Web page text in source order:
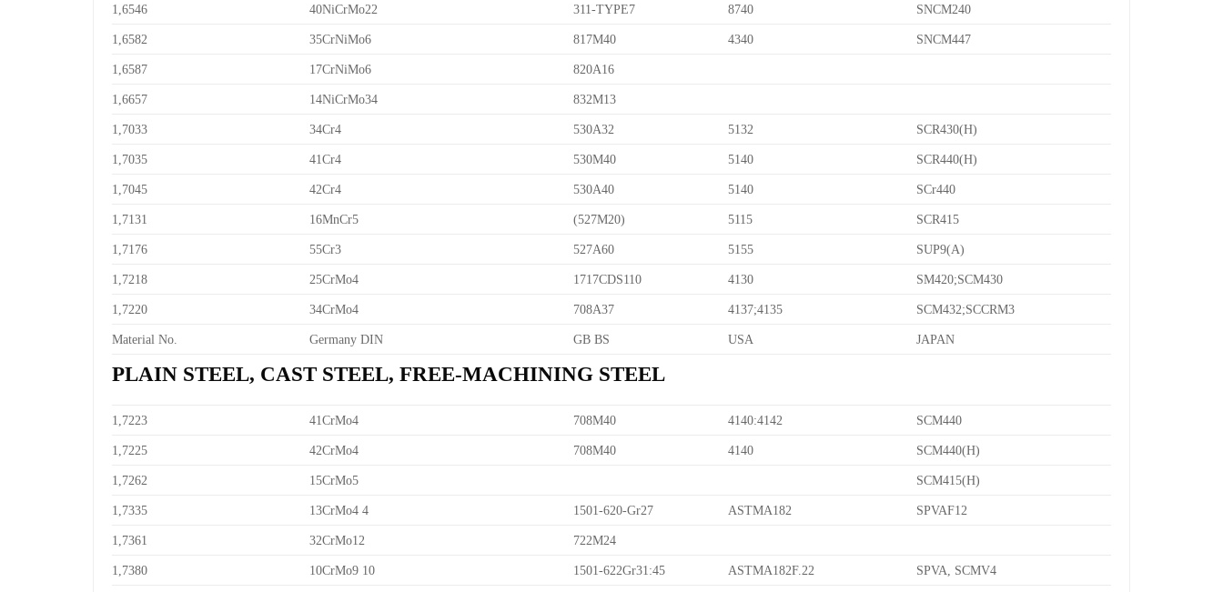
1,6546 40NiCrMo22 311-TYPE7 8740 SNCM240
1,6582 35CrNiMo6 817M40 4340 SNCM447
1,6587 17CrNiMo6 820A16
1,6657 14NiCrMo34 832M13
1,7033 34Cr4 530A32 5132 SCR430(H)
1,7035 41Cr4 530M40 5140 SCR440(H)
1,7045 42Cr4 530A40 5140 SCr440
1,7131 16MnCr5 (527M20) 5115 SCR415
1,7176 55Cr3 527A60 5155 SUP9(A)
1,7218 25CrMo4 1717CDS110 4130 SM420;SCM430
1,7220 34CrMo4 708A37 4137;4135 SCM432;SCCRM3
Material No. Germany DIN GB BS USA JAPAN
PLAIN STEEL, CAST STEEL, FREE-MACHINING STEEL
1,7223 41CrMo4 708M40 4140:4142 SCM440
1,7225 42CrMo4 708M40 4140 SCM440(H)
1,7262 15CrMo5 SCM415(H)
1,7335 13CrMo4 4 1501-620-Gr27 ASTMA182 SPVAF12
1,7361 32CrMo12 722M24
1,7380 10CrMo9 10 1501-622Gr31:45 ASTMA182F.22 SPVA, SCMV4